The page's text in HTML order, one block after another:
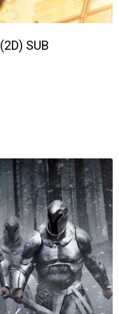
SUB